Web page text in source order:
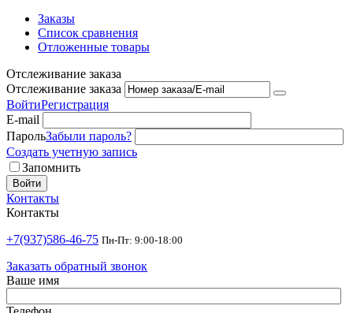
Заказы
Список сравнения
Отложенные товары
Отслеживание заказа
Отслеживание заказа
ВойтиРегистрация
E-mail
ПарольЗабыли пароль?
Создать учетную запись
Запомнить
Войти
Контакты
Контакты
+7(937)586-46-75 Пн-Пт: 9:00-18:00
Заказать обратный звонок
Ваше имя